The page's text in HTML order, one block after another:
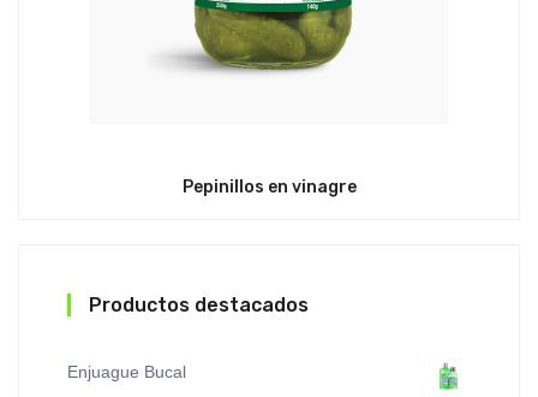
Pepinillos en vinagre
Productos destacados
Enjuague Bucal